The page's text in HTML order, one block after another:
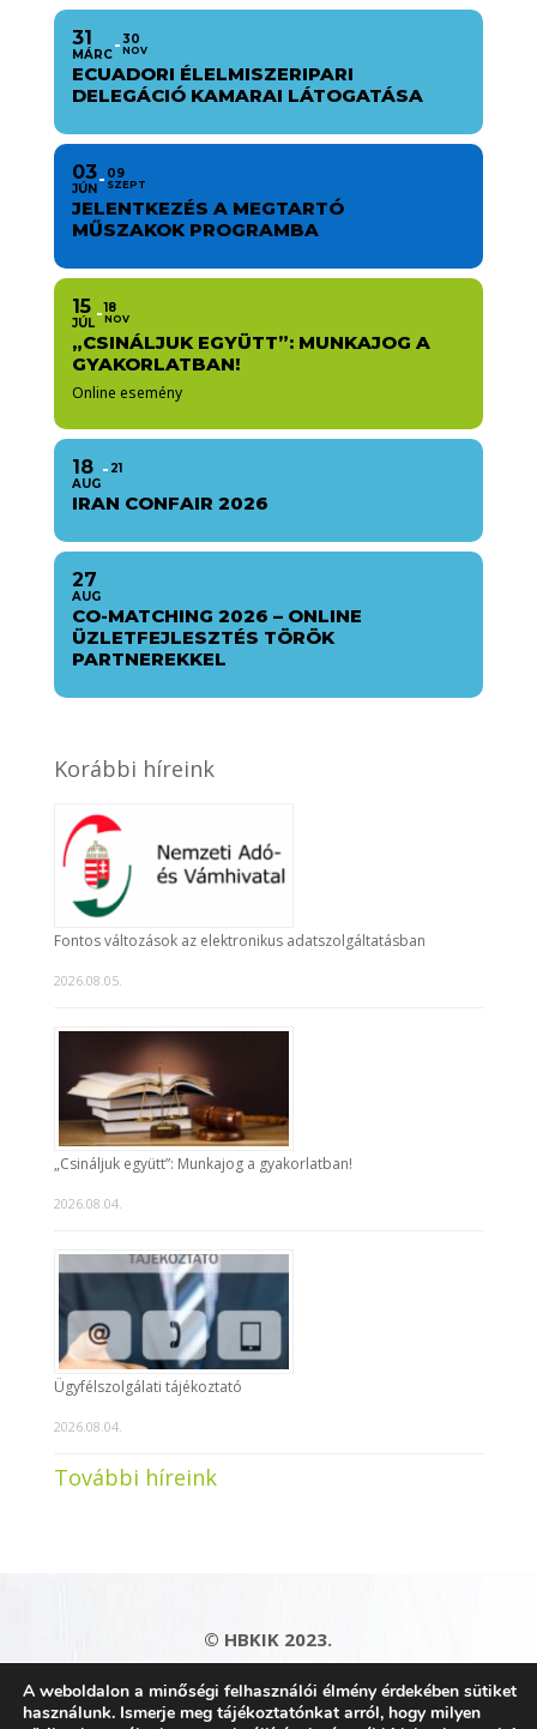
31
MÁRC
30
NOV
ECUADORI ÉLELMISZERIPARI
DELEGÁCIÓ KAMARAI LÁTOGATÁSA
03
JÚN
09
SZEPT
JELENTKEZÉS A MEGTARTÓ
MŰSZAKOK PROGRAMBA
15
JÚL
18
NOV
„CSINÁLJUK EGYÜTT”: MUNKAJOG A
GYAKORLATBAN!
Online esemény
18
AUG
21
IRAN CONFAIR 2026
27
AUG
CO-MATCHING 2026 – ONLINE
ÜZLETFEJLESZTÉS TÖRÖK
PARTNEREKKEL
Korábbi híreink
Fontos változások az elektronikus adatszolgáltatásban
2026.08.05.
„Csináljuk együtt”: Munkajog a gyakorlatban!
2026.08.04.
Ügyfélszolgálati tájékoztató
2026.08.04.
További híreink
© HBKIK 2023.
Adatkezelési tájékoztató|Impresszum|
Kapcsolat|Honlaptérkép
A weboldalon a minőségi felhasználói élmény érdekében sütiket
használunk. Ismerje meg tájékoztatónkat arról, hogy milyen